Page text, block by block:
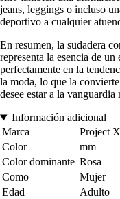
jeans, leggings o incluso
deportivo a cualquier
En resumen, la sudadera
representa la esencia de
perfectamente en la
la moda, lo que la
desee estar a la
Información adicional
Marca
Project
Color
mm
Color dominante Rosa
Como
Mujer
Edad
Adulto